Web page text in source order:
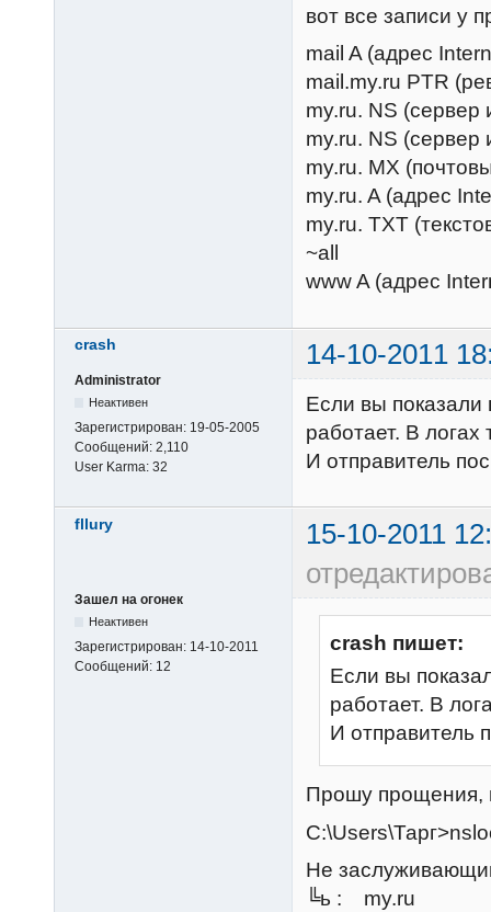
вот все записи у
mail A (адрес
mail.my.ru PTR
my.ru. NS (сервер
my.ru. NS (сервер
my.ru. MX
my.ru. A (адрес
my.ru. TXT
~all
www A (адрес
crash 14-10-2011
Administrator
Неактивен
Зарегистрирован: 19-05-2005
Сообщений: 2,110
User Karma: 32
Если вы
работает. В логах
И отправитель
fllury
15-10-2011
Зашел на огонек
Неактивен
Зарегистрирован: 14-10-2011
Сообщений: 12
crash пишет:
Если вы
работает. В
И отправитель
Прошу прощения,
Не
╚ь : my.ru